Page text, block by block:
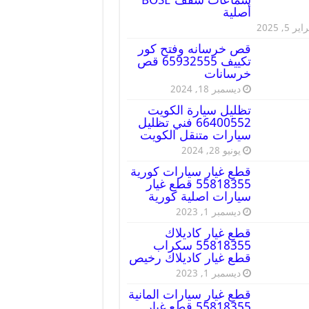
أصلية
5, 2025
قص خرسانه وفتح كور
تكييف 65932555 قص
خرسانات
ديسمبر 18, 2024
تظليل سيارة الكويت
66400552 فني تظليل
سيارات متنقل الكويت
يونيو 28, 2024
قطع غيار سيارات كورية
55818355 قطع غيار
سيارات اصلية كورية
ديسمبر 1, 2023
قطع غيار كاديلاك
55818355 سكراب
قطع غيار كاديلاك رخيص
ديسمبر 1, 2023
قطع غيار سيارات المانية